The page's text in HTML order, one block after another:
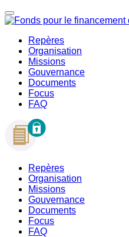
Repères
Organisation
Missions
Gouvernance
Documents
Focus
FAQ
Repères
Organisation
Missions
Gouvernance
Documents
Focus
FAQ